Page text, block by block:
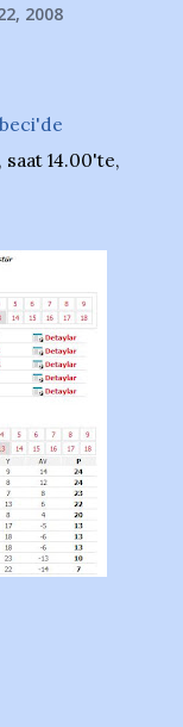
2008
saat 14.00'te,